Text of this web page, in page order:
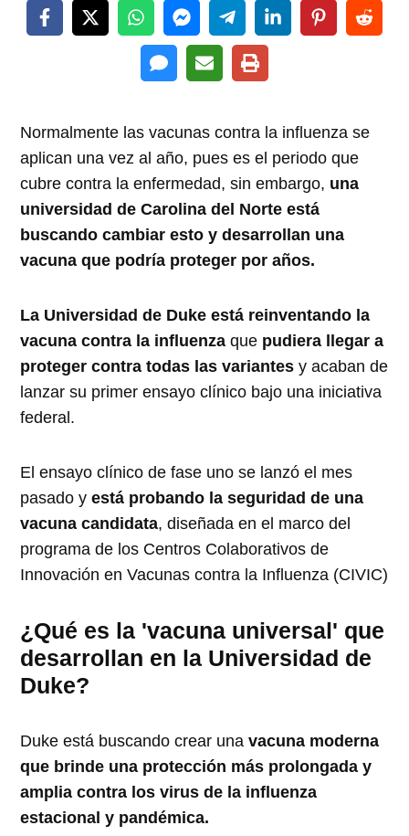
Normalmente las vacunas contra la influenza se
aplican una vez al año, pues es el periodo que
cubre contra la enfermedad, sin embargo, una
universidad de Carolina del Norte está
buscando cambiar esto y desarrollan una
vacuna que podría proteger por años.
La Universidad de Duke está reinventando la
vacuna contra la influenza que pudiera llegar a
proteger contra todas las variantesy acaban de
lanzar su primer ensayo clínico bajo una iniciativa
federal.
El ensayo clínico de fase uno se lanzó el mes
pasado y está probando la seguridad de una
vacuna candidata, diseñada en el marco del
programa de los Centros Colaborativos de
Innovación en Vacunas contra la Influenza (CIVIC)
¿Qué es la 'vacuna universal' que
desarrollan en la Universidad de
Duke?
Duke está buscando crear unavacuna moderna
que brinde una protección más prolongada y
amplia contra los virus de la influenza
estacional y pandémica.